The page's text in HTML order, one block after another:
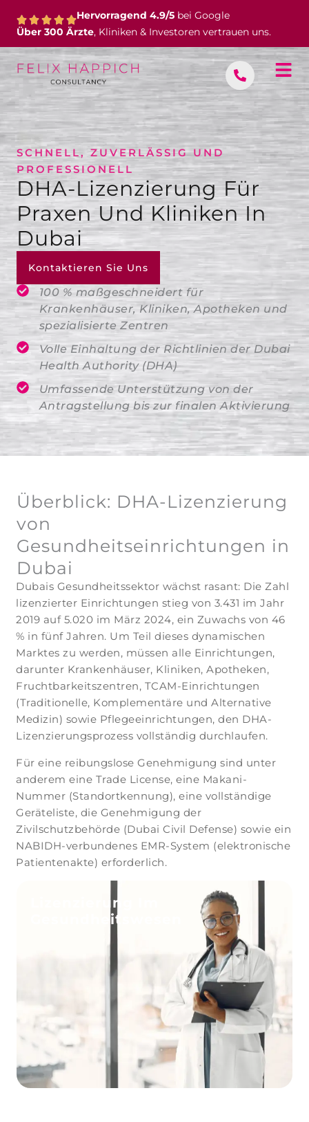
Inhalt
Hervorragend 4.9/5 bei Google
Über 300 Ärzte, Kliniken & Investoren vertrauen uns.
SCHNELL, ZUVERLÄSSIG UND
PROFESSIONELL
DHA-Lizenzierung Für
Praxen Und Kliniken In
Dubai
Kontaktieren Sie Uns
100 % maßgeschneidert für
Krankenhäuser, Kliniken, Apotheken und
spezialisierte Zentren
Volle Einhaltung der Richtlinien der Dubai
Health Authority (DHA)
Umfassende Unterstützung von der
Antragstellung bis zur finalen Aktivierung
Überblick: DHA-Lizenzierung
von
Gesundheitseinrichtungen in
Dubai
Dubais Gesundheitssektor wächst rasant: Die Zahl
lizenzierter Einrichtungen stieg von 3.431 im Jahr
2019 auf 5.020 im März 2024, ein Zuwachs von 46
% in fünf Jahren. Um Teil dieses dynamischen
Marktes zu werden, müssen alle Einrichtungen,
darunter Krankenhäuser, Kliniken, Apotheken,
Fruchtbarkeitszentren, TCAM-Einrichtungen
(Traditionelle, Komplementäre und Alternative
Medizin) sowie Pflegeeinrichtungen, den DHA-
Lizenzierungsprozess vollständig durchlaufen.
Für eine reibungslose Genehmigung sind unter
anderem eine Trade License, eine Makani-
Nummer (Standortkennung), eine vollständige
Geräteliste, die Genehmigung der
Zivilschutzbehörde (Dubai Civil Defense) sowie ein
NABIDH-verbundenes EMR-System (elektronische
Patientenakte) erforderlich.
Lizenzierung Im
Gesundheitswesen